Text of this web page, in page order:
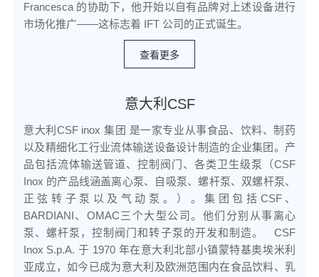
Francesca 的协助下，他开始以自有品牌对上述设备进行
查看更多
意大利CSF
意大利CSF inox 集团 是一家专业从事食品、饮料、制药
以及精细化工行业流体输送设备设计制造的企业集团。产
品包括流体输送管道、控制阀门、各类卫生级泵（CSF
Inox 的产品线涵盖离心泵、自吸泵、螺杆泵、双螺杆泵、
正弦转子泵以及气动泵。）。集团包括CSF、
BARDIANI、OMAC三个大型公司。他们分别从事离心
泵、螺杆泵，控制阀门和转子泵的开发和制造。   CSF
Inox S.p.A. 于 1970 年在意大利北部小镇蒙特基奥埃米利
亚成立，如今已成为意大利及欧洲范围内在食品饮料、乳